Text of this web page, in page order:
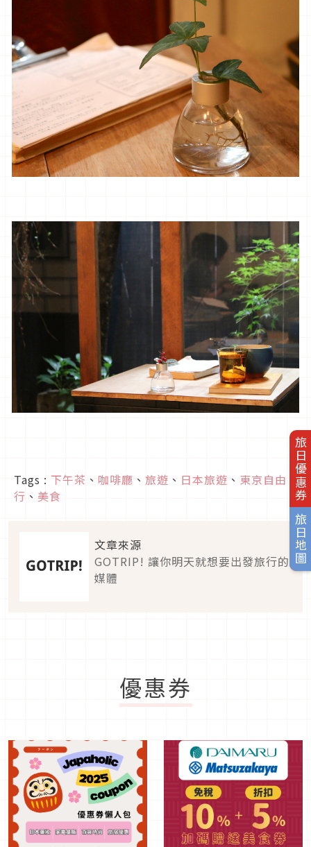
旅日優惠券
旅日地圖
Tags : 下午茶 、 咖啡廳 、 旅遊 、 日本旅遊 、 東京自由
行 、 美食
文章來源
GOTRIP! 讓你明天就想要出發旅行的
媒體
優惠券